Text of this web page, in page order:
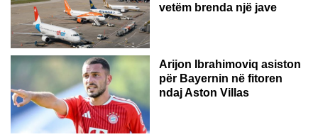
vetëm brenda një jave
Arijon Ibrahimoviq asiston
për Bayernin në fitoren
ndaj Aston Villas
ZVICËR